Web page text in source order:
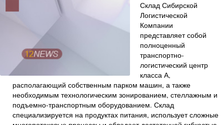
Склад Сибирской
Логистической
Компании
представляет собой
полноценный
транспортно-
логистический центр
класса А,
располагающий собственным парком машин, а также
необходимым технологическим зонированием, стеллажным и
подъемно-транспортным оборудованием. Склад
специализируется на продуктах питания, использует сложные